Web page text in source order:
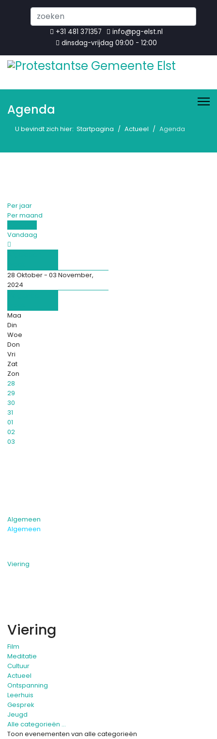
...
+31 481 371357
info@pg-elst.nl
dinsdag-vrijdag 09:00 - 12:00
Agenda
U bevindt zich hier: Startpagina Actueel Agenda
Per jaar
Per maand
Vandaag
28 Oktober - 03 November,
2024
Maa
Din
Woe
Don
Vri
Zat
Zon
28
29
30
31
01
02
03
Algemeen
Algemeen
Viering
Viering
Film
Meditatie
Cultuur
Actueel
Ontspanning
Leerhuis
Gesprek
Jeugd
Alle categorieën ...
Toon evenementen van alle categorieën